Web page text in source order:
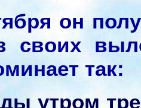
он
своих
так:
утром